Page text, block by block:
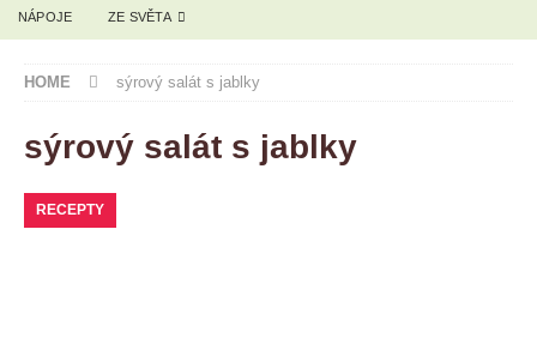
NÁPOJE ZE SVĚTA
HOME sýrový salát s jablky
sýrový salát s jablky
RECEPTY